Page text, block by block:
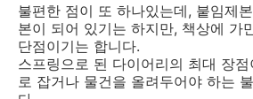
불편한 점이 또 하나있는데, 붙임제
본이 되어 있기는 하지만, 책상에 가
단점이기는 합니다.
스프링으로 된 다이어리의 최대 장
로 잡거나 물건을 올려두어야 하는